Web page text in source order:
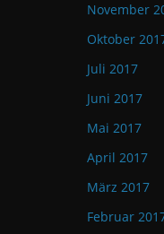
November
Oktober
Juli 2017
Juni 2017
Mai 2017
April 2017
März 2017
Februar